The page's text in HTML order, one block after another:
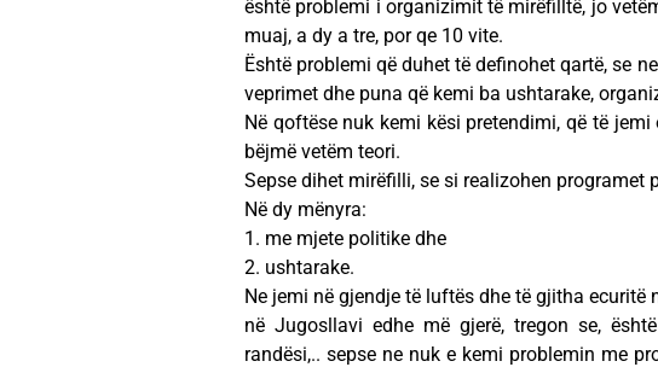
është problemi i organizimit të mirëfilltë, jo
muaj, a dy a tre, por qe 10 vite.
Është problemi që duhet të definohet qartë, se
veprimet dhe puna që kemi ba ushtarake,
Në qoftëse nuk kemi kësi pretendimi, që të
bëjmë vetëm teori.
Sepse dihet mirëfilli, se si realizohen programet
Në dy mënyra:
1. me mjete politike dhe
2. ushtarake.
Ne jemi në gjendje të luftës dhe të gjitha
në Jugosllavi edhe më gjerë, tregon se,
randësi,.. sepse ne nuk e kemi problemin me